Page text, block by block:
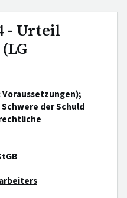
- Urteil
der Schuld